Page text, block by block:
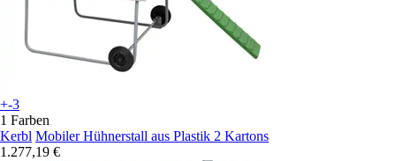
+-3
1 Farben
Kerbl Mobiler Hühnerstall aus Plastik 2 Kartons
1.277,19 €